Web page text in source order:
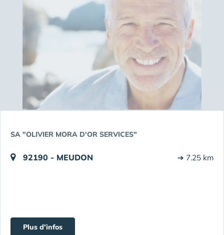
SA "OLIVIER MORA D'OR SERVICES"
92190 - MEUDON ➔ 7.25 km
Plus d'infos